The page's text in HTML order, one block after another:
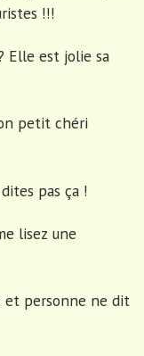
!!!
Elle est jolie sa
petit chéri
pas ça !
lisez une
et personne ne dit